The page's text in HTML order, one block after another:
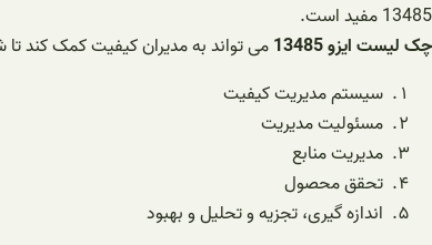
13485 مفید است.
چک لیست ایزو 13485
می تواند به مدیران کیفیت کمک کند تا
سیستم مدیریت کیفیت
مسئولیت مدیریت
مدیریت منابع
تحقق محصول
اندازه گیری، تجزیه و تحلیل و بهبود